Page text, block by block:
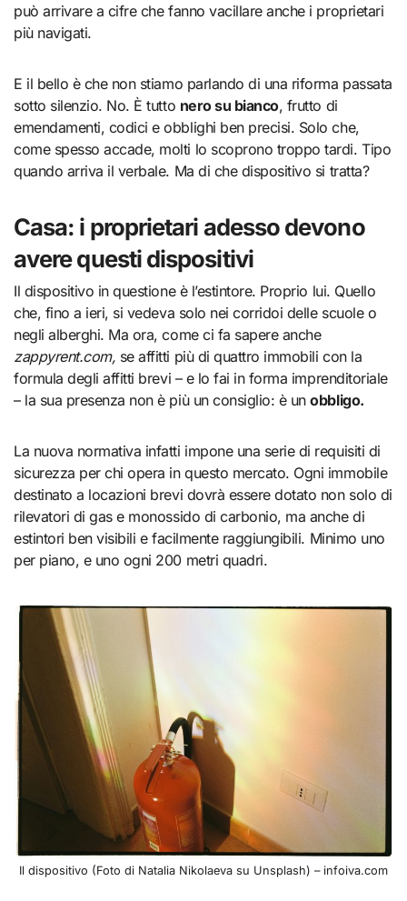
può arrivare a cifre che fanno vacillare anche i proprietari
più navigati.
E il bello è che non stiamo parlando di una riforma passata
sotto silenzio. No. È tutto nero su bianco, frutto di
emendamenti, codici e obblighi ben precisi. Solo che,
come spesso accade, molti lo scoprono troppo tardi. Tipo
quando arriva il verbale. Ma di che dispositivo si tratta?
Casa: i proprietari adesso devono
avere questi dispositivi
Il dispositivo in questione è l’estintore. Proprio lui. Quello
che, fino a ieri, si vedeva solo nei corridoi delle scuole o
negli alberghi. Ma ora, come ci fa sapere anche
zappyrent.com, se affitti più di quattro immobili con la
formula degli affitti brevi – e lo fai in forma imprenditoriale
– la sua presenza non è più un consiglio: è unobbligo.
La nuova normativa infatti impone una serie di requisiti di
sicurezza per chi opera in questo mercato. Ogni immobile
destinato a locazioni brevi dovrà essere dotato non solo di
rilevatori di gas e monossido di carbonio, ma anche di
estintori ben visibili e facilmente raggiungibili. Minimo uno
per piano, e uno ogni 200 metri quadri.
Il dispositivo (Foto di Natalia Nikolaeva su Unsplash) – infoiva.com